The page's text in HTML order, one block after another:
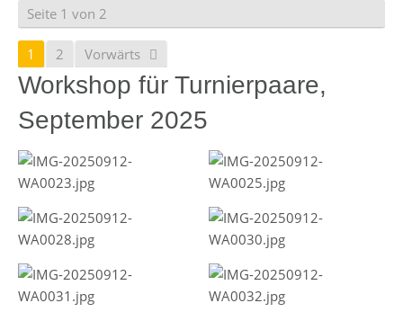
Seite 1 von 2
1 2 Vorwärts
Workshop für Turnierpaare,
September 2025